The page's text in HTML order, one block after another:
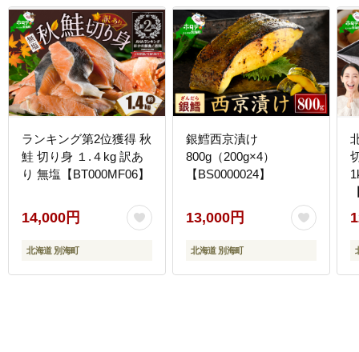
ランキング第2位獲得 秋
鮭 切り身 １.４kg 訳あ
り 無塩【BT000MF06】
14,000円
北海道 別海町
銀鱈西京漬け
800g（200g×4）
【BS0000024】
13,000円
北海道 別海町